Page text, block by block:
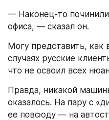
— Наконец-то
офиса, — сказал он.
Могу представить, как
случаях русские
что не освоил всех
Правда, никакой
оказалось. На пару с
ее повсюду — на